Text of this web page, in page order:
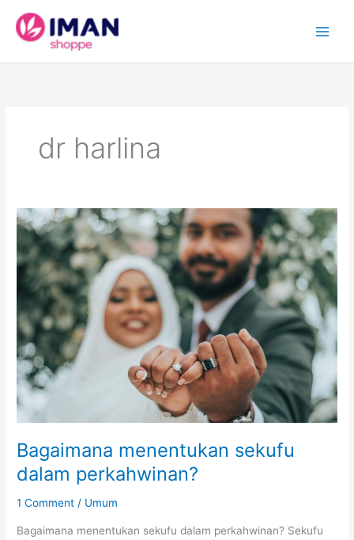
content
dr harlina
Bagaimana menentukan sekufu
dalam perkahwinan?
1 Comment / Umum
Bagaimana menentukan sekufu dalam perkahwinan? Sekufu